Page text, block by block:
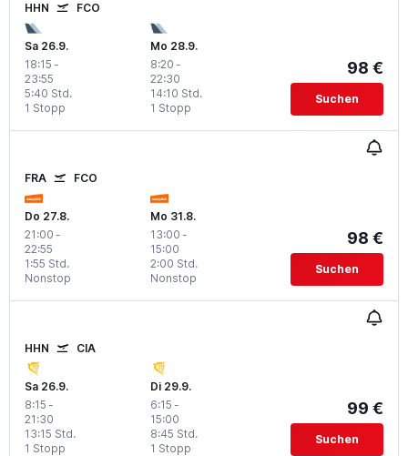
HHN FCO
Sa 26.9.
18:15 -
23:55
1 Stopp
5:40 Std.
Mo 28.9.
8:20 -
22:30
1 Stopp
14:10 Std.
98 €
Suchen
FRA FCO
Do 27.8.
21:00 -
22:55
Nonstop
1:55 Std.
Mo 31.8.
13:00 -
15:00
Nonstop
2:00 Std.
98 €
Suchen
HHN CIA
Sa 26.9.
8:15 -
21:30
1 Stopp
13:15 Std.
Di 29.9.
6:15 -
15:00
1 Stopp
8:45 Std.
99 €
Suchen